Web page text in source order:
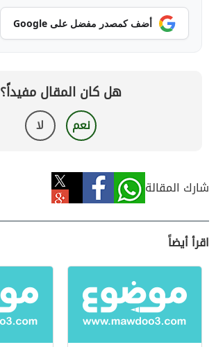
أضف كمصدر مفضل على Google
هل كان المقال مفيداً؟
نعم لا
شارك المقالة
اقرأ أيضاً